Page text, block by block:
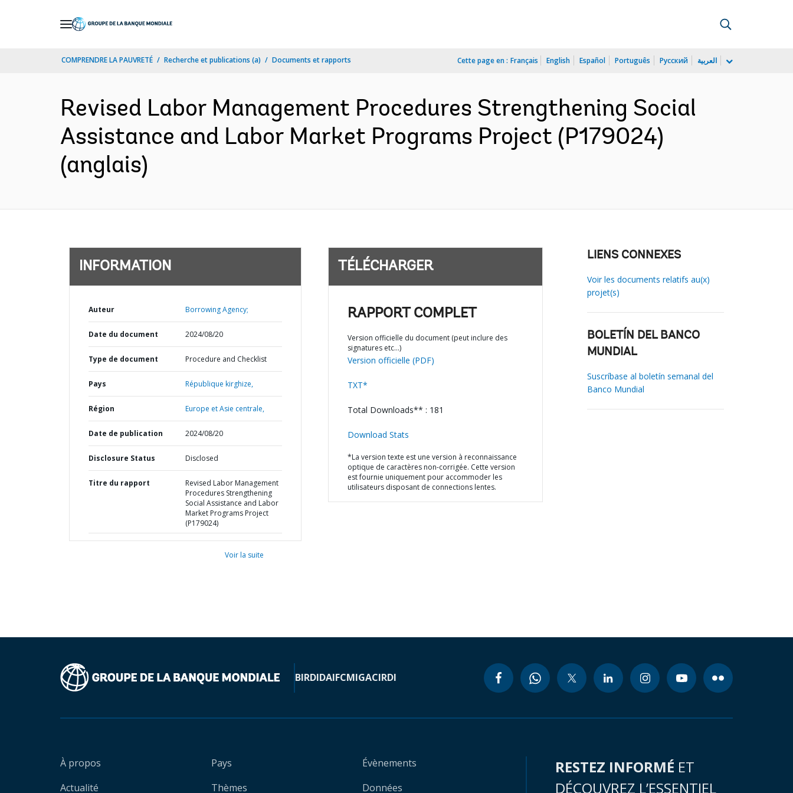
COMPRENDRE LA PAUVRETÉ Recherche et publications (a) Documents et rapports Cette page en : Français English Español Português Русский العربية
Revised Labor Management Procedures Strengthening Social
Assistance and Labor Market Programs Project (P179024)
(anglais)
INFORMATION
Auteur Borrowing Agency;
Date du document 2024/08/20
Type de document Procedure and Checklist
Pays République kirghize,
Région Europe et Asie centrale,
Date de publication 2024/08/20
Disclosure Status Disclosed
Titre du rapport
Revised Labor Management
Procedures Strengthening
Social Assistance and Labor
Market Programs Project
(P179024)
Voir la suite
TÉLÉCHARGER
RAPPORT COMPLET
Version officielle du document (peut inclure des
signatures etc…)
Version officielle (PDF)
TXT*
Total Downloads** : 181
Download Stats
*La version texte est une version à reconnaissance
optique de caractères non-corrigée. Cette version
est fournie uniquement pour accommoder les
utilisateurs disposant de connections lentes.
LIENS CONNEXES
Voir les documents relatifs au(x)
projet(s)
BOLETÍN DEL BANCO
MUNDIAL
Suscríbase al boletín semanal del
Banco Mundial
BIRDIDAIFCMIGACIRDI
À propos
Actualité
Pays
Thèmes
Évènements
Données
RESTEZ INFORMÉ ET
DÉCOUVREZ L’ESSENTIEL